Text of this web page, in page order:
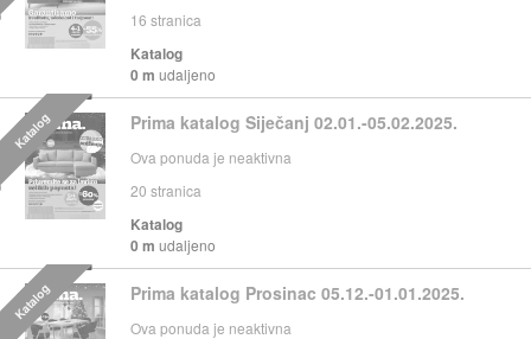
16 stranica
Katalog
0 m udaljeno
Prima katalog Siječanj 02.01.-05.02.2025.
Ova ponuda je neaktivna
20 stranica
Katalog
0 m udaljeno
Katalog
Prima katalog Prosinac 05.12.-01.01.2025.
Ova ponuda je neaktivna
Katalog